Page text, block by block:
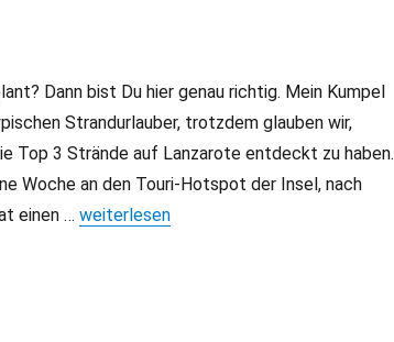
Dann bist Du hier genau richtig. Mein Kumpel
Strandurlauber, trotzdem glauben wir,
Top 3 Strände auf Lanzarote entdeckt zu haben.
Woche an den Touri-Hotspot der Insel, nach
einen … „Die Top 3 Strände auf Lanzarote“
weiterlesen